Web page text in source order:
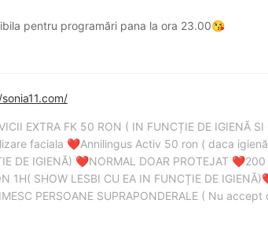
pentru programări pana la ora 23.00😘
EXTRA FK 50 RON ( IN FUNCȚIE DE IGIENĂ SI
faciala ❤️Annilingus Activ 50 ron ( daca
DE IGIENĂ) ❤️NORMAL DOAR PROTEJAT ❤️200
1H( SHOW LESBI CU EA IN FUNCȚIE DE IGIENĂ)
PERSOANE SUPRAPONDERALE ( Nu